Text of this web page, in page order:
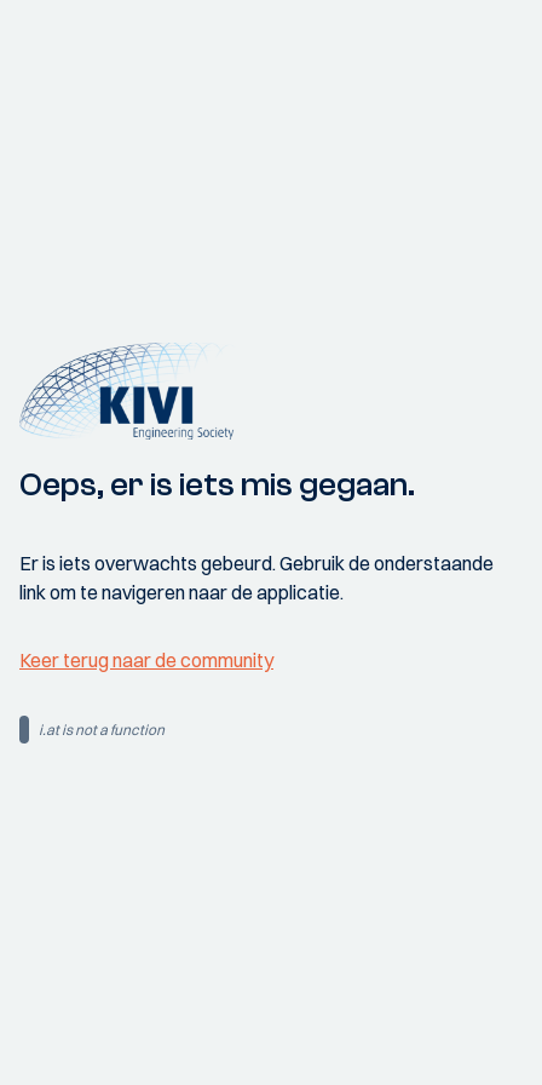
Oeps, er is iets mis gegaan.
Er is iets overwachts gebeurd. Gebruik de onderstaande
link om te navigeren naar de applicatie.
Keer terug naar de community
i.at is not a function